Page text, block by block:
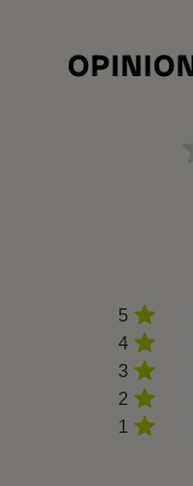
5
4
3
2
1